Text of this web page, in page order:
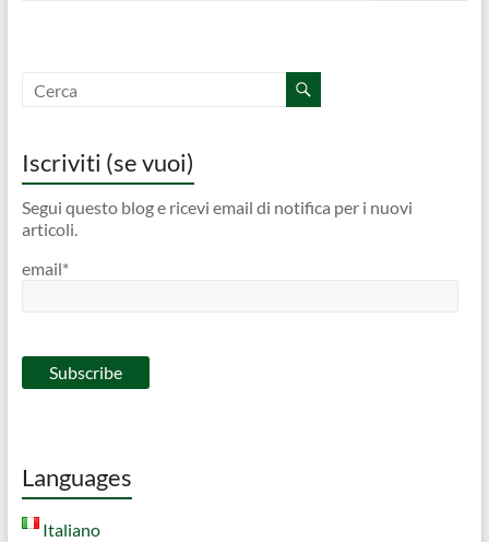
Iscriviti (se vuoi)
Segui questo blog e ricevi email di notifica per i nuovi
articoli.
email*
Languages
Italiano